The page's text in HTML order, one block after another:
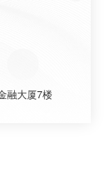
融大厦7楼